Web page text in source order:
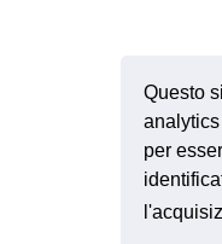
Questo
per